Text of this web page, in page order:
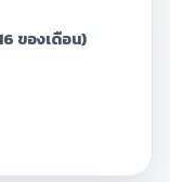
ของเดือน)